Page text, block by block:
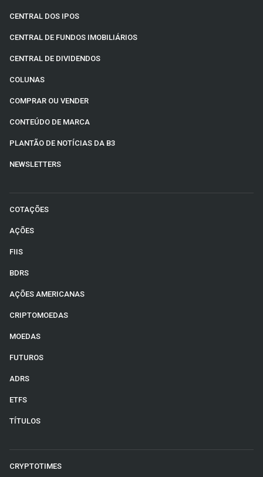
CENTRAL DOS IPOS
CENTRAL DE FUNDOS IMOBILIÁRIOS
CENTRAL DE DIVIDENDOS
COLUNAS
COMPRAR OU VENDER
CONTEÚDO DE MARCA
PLANTÃO DE NOTÍCIAS DA B3
NEWSLETTERS
COTAÇÕES
AÇÕES
FIIS
BDRS
AÇÕES AMERICANAS
CRIPTOMOEDAS
MOEDAS
FUTUROS
ADRS
ETFS
TÍTULOS
CRYPTOTIMES